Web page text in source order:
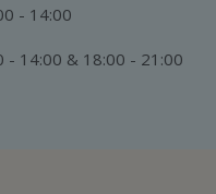
- 14:00
- 14:00 & 18:00 - 21:00